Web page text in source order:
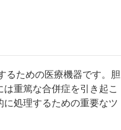
ための医療機器です。胆
重篤な合併症を引き起こ
処理するための重要なツ